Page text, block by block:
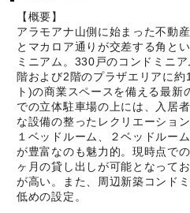
【概要】
アラモアナ山側に始まった不動
とマカロア通りが交差する角と
ミニアム。330戸のコンドミニ
階および2階のプラザエリアに
ト)の商業スペースを備える最新
での立体駐車場の上には、入居
な設備の整ったレクリエーショ
１ベッドルーム、２ベッドルー
が豊富なのも魅力的。現時点で
ヶ月の貸し出しが可能となって
が高い。また、周辺新築コンド
低めの設定。